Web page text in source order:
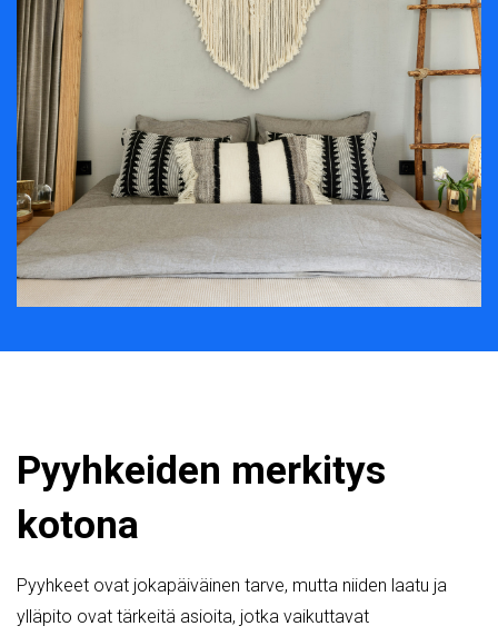
Pyyhkeiden merkitys
kotona
Pyyhkeet ovat jokapäiväinen tarve, mutta niiden laatu ja
ylläpito ovat tärkeitä asioita, jotka vaikuttavat